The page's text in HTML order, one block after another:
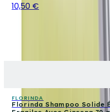
10,50 €
FLORINDA
Florinda Shampoo Solide